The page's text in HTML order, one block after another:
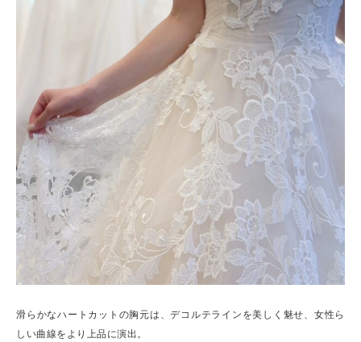
滑らかなハートカットの胸元は、デコルテラインを美しく魅せ、女性ら
しい曲線をより上品に演出。